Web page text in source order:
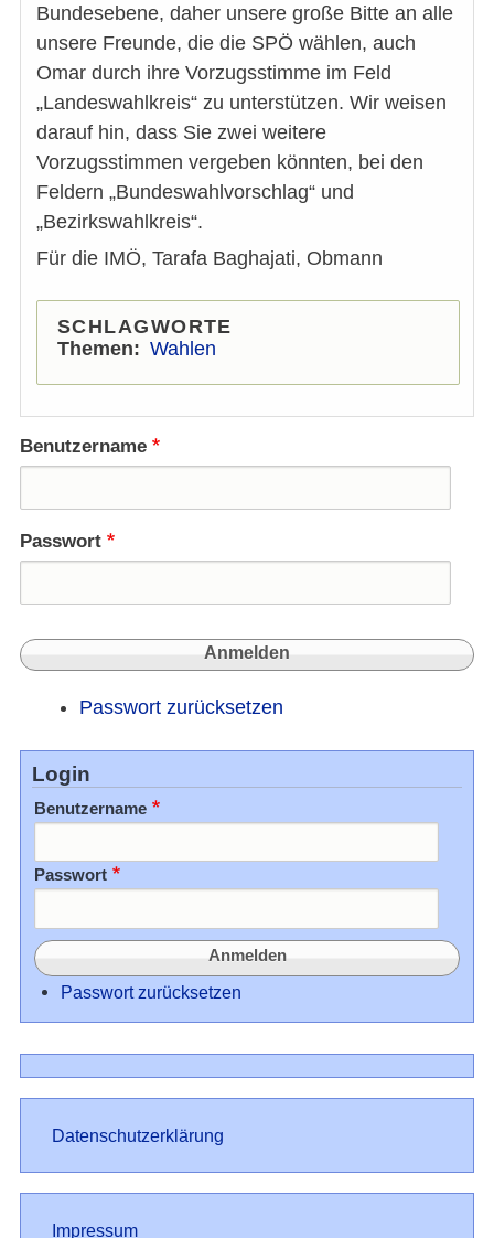
Bundesebene, daher unsere große Bitte an alle
unsere Freunde, die die SPÖ wählen, auch
Omar durch ihre Vorzugsstimme im Feld
„Landeswahlkreis“ zu unterstützen. Wir weisen
darauf hin, dass Sie zwei weitere
Vorzugsstimmen vergeben könnten, bei den
Feldern „Bundeswahlvorschlag“ und
„Bezirkswahlkreis“.
Für die IMÖ, Tarafa Baghajati, Obmann
SCHLAGWORTE
Themen
Wahlen
Benutzername
Passwort
Passwort zurücksetzen
Login
Benutzername
Passwort
Passwort zurücksetzen
Datenschutz
Datenschutzerklärung
Impressum
Impressum